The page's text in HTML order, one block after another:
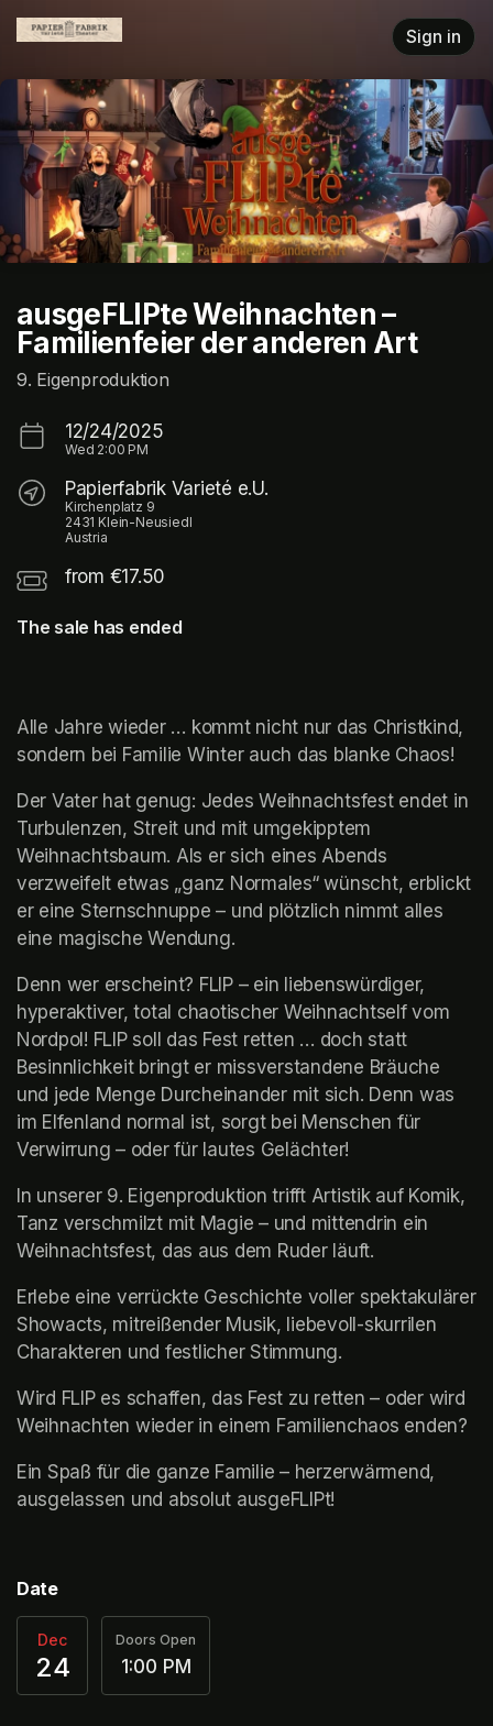
Skip header
Sign in
ausgeFLIPte Weihnachten –
Familienfeier der anderen Art
9. Eigenproduktion
12/24/2025
Wed 2:00 PM
Papierfabrik Varieté e.U.
Kirchenplatz 9
2431 Klein-Neusiedl
Austria
from €17.50
The sale has ended
Alle Jahre wieder … kommt nicht nur das Christkind,
sondern bei Familie Winter auch das blanke Chaos!
Der Vater hat genug: Jedes Weihnachtsfest endet in
Turbulenzen, Streit und mit umgekipptem
Weihnachtsbaum. Als er sich eines Abends
verzweifelt etwas „ganz Normales“ wünscht, erblickt
er eine Sternschnuppe – und plötzlich nimmt alles
eine magische Wendung.
Denn wer erscheint? FLIP – ein liebenswürdiger,
hyperaktiver, total chaotischer Weihnachtself vom
Nordpol! FLIP soll das Fest retten … doch statt
Besinnlichkeit bringt er missverstandene Bräuche
und jede Menge Durcheinander mit sich. Denn was
im Elfenland normal ist, sorgt bei Menschen für
Verwirrung – oder für lautes Gelächter!
In unserer 9. Eigenproduktion trifft Artistik auf Komik,
Tanz verschmilzt mit Magie – und mittendrin ein
Weihnachtsfest, das aus dem Ruder läuft.
Erlebe eine verrückte Geschichte voller spektakulärer
Showacts, mitreißender Musik, liebevoll-skurrilen
Charakteren und festlicher Stimmung.
Wird FLIP es schaffen, das Fest zu retten – oder wird
Weihnachten wieder in einem Familienchaos enden?
Ein Spaß für die ganze Familie – herzerwärmend,
ausgelassen und absolut ausgeFLIPt!
Date
Dec
24
Doors Open
1:00 PM